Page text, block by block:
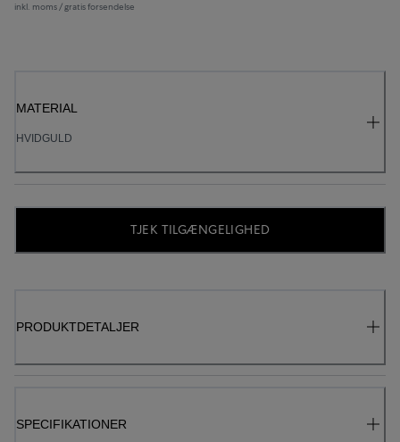
inkl. moms / gratis forsendelse
MATERIAL
HVIDGULD
TJEK TILGÆNGELIGHED
PRODUKTDETALJER
SPECIFIKATIONER